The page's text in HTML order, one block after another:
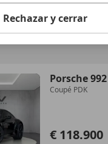
Porsche 992
Coupé PDK
€ 118.900
Rechazar y cerrar